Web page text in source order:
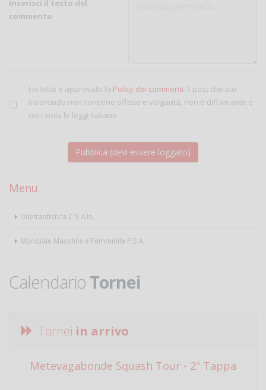
Inserisci il testo del
commento
Ho letto e approvato la Policy dei commenti. Il post che sto
inserendo non contiene offese e volgarità, non è diffamante e
non viola le leggi italiane.
Menu
Dilettantistica C.S.A.In.
Mondiale Maschile e Femminile P.S.A.
Calendario Tornei
Tornei in arrivo
Metevagabonde Squash Tour - 2ª Tappa